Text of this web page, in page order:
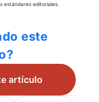
estándares editoriales.
este
artículo